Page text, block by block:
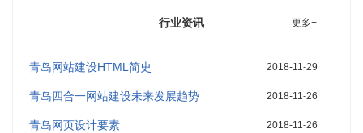
行业资讯 更多+
青岛网站建设HTML简史 2018-11-29
青岛四合一网站建设未来发展趋势 2018-11-26
青岛网页设计要素 2018-11-26